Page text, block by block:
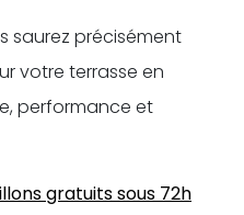
saurez précisément
votre terrasse en
performance et
gratuits sous 72h